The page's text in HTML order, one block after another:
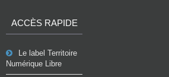
ACCÈS RAPIDE
Le label Territoire
Numérique Libre